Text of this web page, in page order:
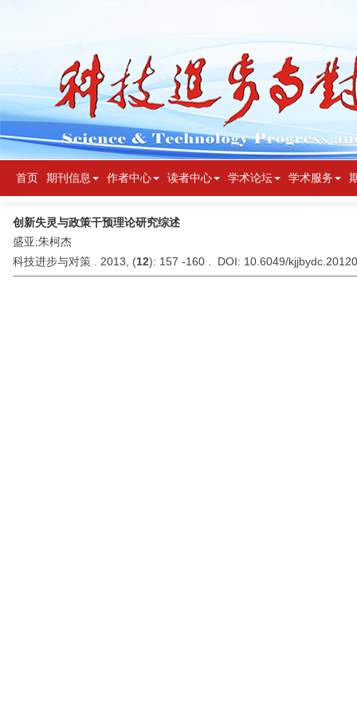
首页 期刊信息 作者中心 读者中心 学术论坛 学术服务
创新失灵与政策干预理论研究综述
盛亚;朱柯杰
科技进步与对策 . 2013, (12): 157 -160 . DOI: 10.6049/